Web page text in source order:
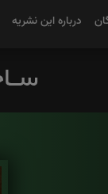
درباره این نشریه